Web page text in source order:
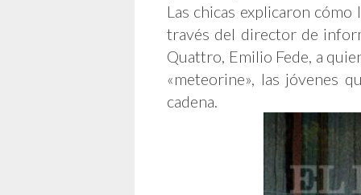
Las chicas explicaron
través del director de
Quattro, Emilio Fede, a
«meteorine», las jóvenes
cadena.